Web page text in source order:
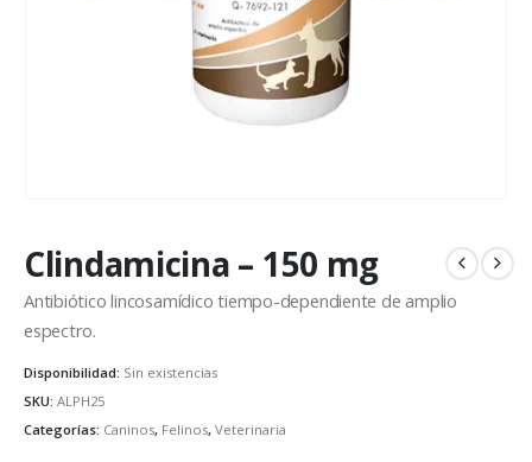
Clindamicina – 150 mg
Antibiótico lincosamídico tiempo-dependiente de amplio
espectro.
Disponibilidad: Sin existencias
SKU: ALPH25
Categorías: Caninos, Felinos, Veterinaria